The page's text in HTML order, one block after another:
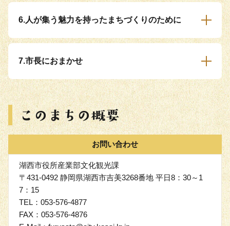
6.人が集う魅力を持ったまちづくりのために
7.市長におまかせ
お問い合わせ
湖西市役所産業部文化観光課
〒431-0492 静岡県湖西市吉美3268番地 平日8：30～1
7：15
TEL：053-576-4877
FAX：053-576-4876